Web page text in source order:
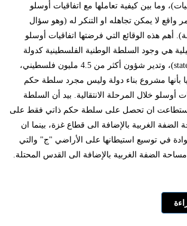
وما بين كيفية تعاملها مع اتفاقيات أوسلو
واقع لا يمكن تجاهله او التنكر له (وهو سؤال
أهم هذه الوقائع التي فرضتها اتفاقيات أوسلو
هي وجود السلطة الوطنية الفلسطينية كدولة
)، وتدير شؤون أكثر من 4.5 مليون فلسطيني،
بأنها مشروع بناء دولة وليس مجرد سلطة حكم
أوسلو خلال المرحلة الانتقالية. بيد أن السلطة
استطاعت ان تحصل على سلطة حكم ذاتي فقط على
الضفة الغربية بالإضافة الى قطاع غزة، بينما ان
في توسيع استيطانها على الأراضي "ج" والتي